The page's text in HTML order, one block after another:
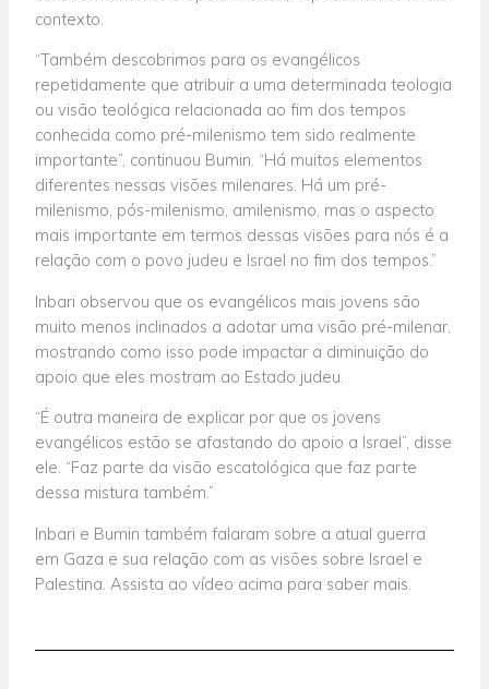
contexto.
“Também descobrimos para os evangélicos
repetidamente que atribuir a uma determinada teologia
ou visão teológica relacionada ao fim dos tempos
conhecida como pré-milenismo tem sido realmente
importante”, continuou Bumin. “Há muitos elementos
diferentes nessas visões milenares. Há um pré-
milenismo, pós-milenismo, amilenismo, mas o aspecto
mais importante em termos dessas visões para nós é a
relação com o povo judeu e Israel no fim dos tempos.”
Inbari observou que os evangélicos mais jovens são
muito menos inclinados a adotar uma visão pré-milenar,
mostrando como isso pode impactar a diminuição do
apoio que eles mostram ao Estado judeu.
“É outra maneira de explicar por que os jovens
evangélicos estão se afastando do apoio a Israel”, disse
ele. “Faz parte da visão escatológica que faz parte
dessa mistura também.”
Inbari e Bumin também falaram sobre a atual guerra
em Gaza e sua relação com as visões sobre Israel e
Palestina. Assista ao vídeo acima para saber mais.